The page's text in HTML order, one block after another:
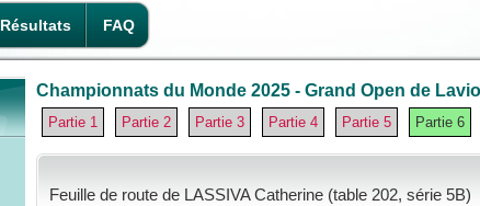
Résultats FAQ
Championnats du Monde 2025 - Grand Open de
Partie 1 Partie 2 Partie 3 Partie 4 Partie 5 Partie 6
Feuille de route de LASSIVA Catherine (table 202, série 5B)